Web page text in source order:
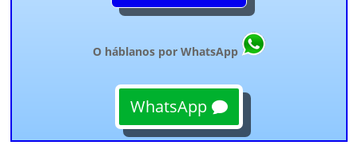
O háblanos por WhatsApp
WhatsApp